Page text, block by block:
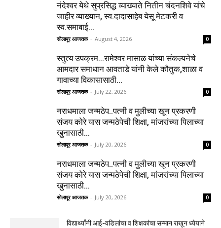
नंदेश्वर येथे सुप्रसिद्ध व्याख्याते नितीन चंदनशिवे यांचे
जाहीर व्याख्यान, स्व.दादासाहेब येसू मेटकरी व
स्व.समाबाई...
सोलापूर आजतक - August 4, 2026 0
स्तुत्य उपक्रम…रामेश्वर मासाळ यांच्या संकल्पनेचे
आमदार समाधान आवताडे यांनी केले कौतुक,शाळा व
गावाच्या विकासासाठी...
सोलापूर आजतक - July 22, 2026 0
नराधमाला जन्मठेप..पत्नी व मुलीच्या खून प्रकरणी
संजय कोरे यास जन्मठेपेची शिक्षा, मांजरांच्या पिलाच्या
खुनासाठी...
सोलापूर आजतक - July 20, 2026 0
नराधमाला जन्मठेप..पत्नी व मुलीच्या खून प्रकरणी
संजय कोरे यास जन्मठेपेची शिक्षा, मांजरांच्या पिलाच्या
खुनासाठी...
सोलापूर आजतक - July 20, 2026 0
विद्यार्थ्यांनी आई-वडिलांचा व शिक्षकांचा सन्मान राखून ध्येयाने